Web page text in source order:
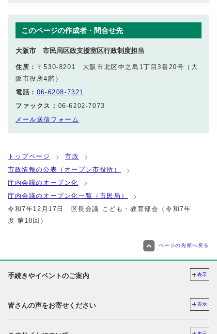
このページの作成者・問合せ先
大阪市 市民局区政支援室区行政制度担当
住所： 〒530-8201 大阪市北区中之島1丁目3番20号（大
阪市役所4階）
電話： 06-6208-7321
ファックス： 06-6202-7073
メール送信フォーム
トップページ
市政
市政情報の公表（オープン市役所）
庁内会議のオープン化
庁内会議のオープン化一覧（市民局）
令和7年12月17日 区長会議 こども・教育部会（令和7年
度 第18回）
ページの先頭へ戻る
手続きやイベントのご案内 表示
皆さんの声をお寄せください 表示